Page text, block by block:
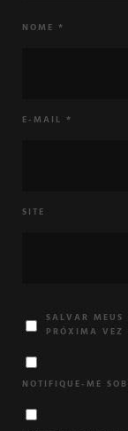
NOME *
E-MAIL *
SITE
SALVAR MEUS
PRÓXIMA VEZ
NOTIFIQUE-ME